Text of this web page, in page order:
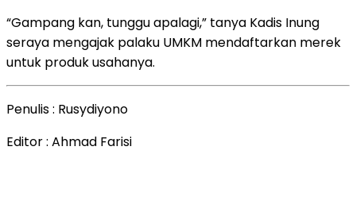
“Gampang kan, tunggu apalagi,” tanya Kadis Inung
seraya mengajak palaku UMKM mendaftarkan merek
untuk produk usahanya.
Penulis : Rusydiyono
Editor : Ahmad Farisi